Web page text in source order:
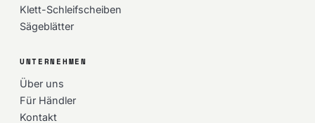
Klett-Schleifscheiben
Sägeblätter
UNTERNEHMEN
Über uns
Für Händler
Kontakt